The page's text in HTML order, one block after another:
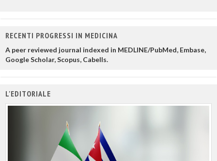
RECENTI PROGRESSI IN MEDICINA
A peer reviewed journal indexed in MEDLINE/PubMed, Embase,
Google Scholar, Scopus, Cabells.
L'EDITORIALE